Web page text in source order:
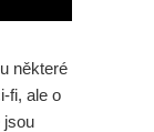
některé
fi, ale o
jsou